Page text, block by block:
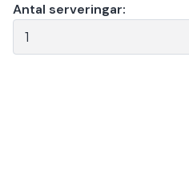
Antal serveringar: